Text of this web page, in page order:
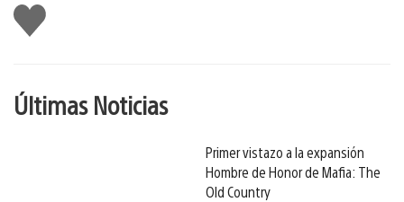
Me
gusta
Últimas Noticias
Primer vistazo a la expansión
Hombre de Honor de Mafia: The
Old Country